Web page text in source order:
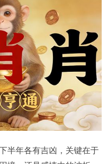
半年各有吉凶，关键在于